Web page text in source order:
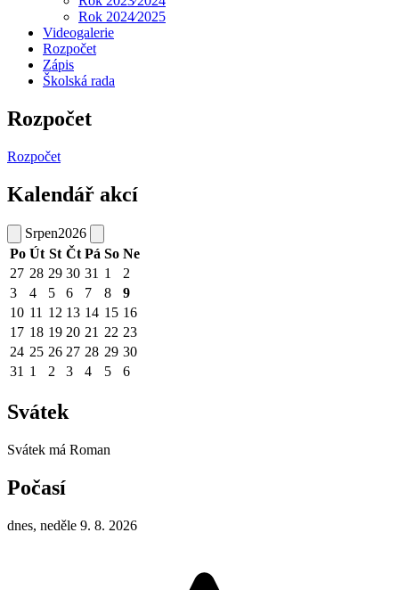
Rok 2024⁄2025
Videogalerie
Rozpočet
Zápis
Školská rada
Rozpočet
Rozpočet
Kalendář akcí
Srpen2026
Po Út St Čt Pá So Ne
27 28 29 30 31 1
2
3
4 5 6 7 8
9
10 11 12 13 14 15 16
17 18 19 20 21 22 23
24 25 26 27 28 29 30
31 1 2 3 4 5 6
Svátek
Svátek má Roman
Počasí
dnes, neděle 9. 8. 2026